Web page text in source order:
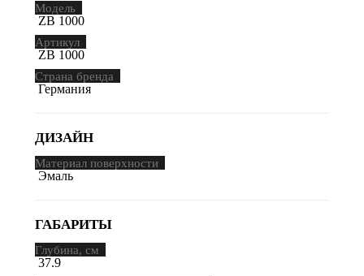
Модель
ZB 1000
Артикул
ZB 1000
Страна бренда
Германия
ДИЗАЙН
Материал поверхности
Эмаль
ГАБАРИТЫ
Глубина, см
37.9